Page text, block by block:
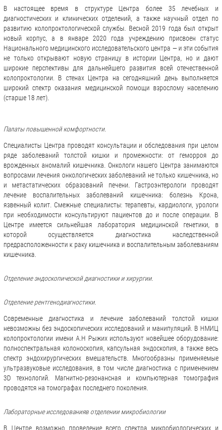
В настоящее время в структуре Центра более 35 лечебных и
диагностических и клинических отделений, а также научный отдел по
развитию колопроктологической службы. Весной 2019 года был открыт
новый корпус, а в январе 2020 года учреждению присвоен статус
Национального медицинского исследовательского центра — и эти события
не только открывают новую страницу в истории Центра, но и дают
широкие перспективы для дальнейшего развития всей отечественной
колопроктологии. В стенах Центра на сегодняшний день выполняется
широкий спектр оказания медицинской помощи взрослому населению
(старше 18 лет).
Палаты повышенной комфортности.
Специалисты Центра проводят консультации и обследования при целом
ряде заболеваний толстой кишки и промежности: от геморроя до
врожденных аномалий кишечника. Онкологи нашего Центра занимаются
вопросами лечения онкологических заболеваний не только кишечника, но
и метастатических образований печени. Гастроэнтерологи проводят
лечение воспалительных заболеваний кишечника: болезнь Крона,
язвенный колит. Смежные специалисты: терапевты, кардиологи, урологи
при необходимости консультируют пациентов до и после операции. В
Центре имеется сильнейшая лаборатория медицинской генетики, в
которой осуществляется диагностика наследственной
предрасположенности к раку кишечника и воспалительным заболеваниям
кишечника.
Отделение эндоскопической диагностики и хирургии.
Отделение рентгенодиагностики.
Современные диагностика и лечение заболеваний толстой кишки
невозможны без эндоскопических исследований и манипуляций. В НМИЦ
колопроктологии имени А.Н Рыжих используют новейшее оборудование:
полноспектральная колоноскопия, капсульная эндоскопия, а также весь
спектр эндохирургических вмешательств. Многообразны применяемые
ультразвуковые исследования, в том числе диагностика с применением
3D технологий. Магнитно-резонансная и компьютерная томография
проводятся на томографах последнего поколения.
Лабораторные исследованияв отделении микробиологии
В Центре возможно проведение всего спектра микробиологических и